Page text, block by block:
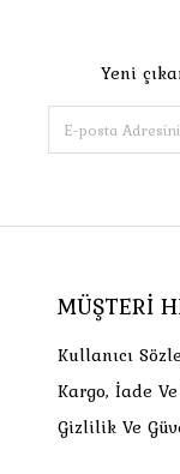
Yeni
MÜŞTERI
Kullanıcı
Kargo, İade
Gizlilik Ve